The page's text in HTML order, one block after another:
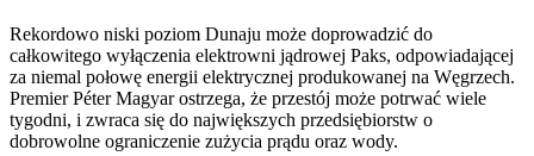
Rekordowo niski poziom Dunaju może doprowadzić do
całkowitego wyłączenia elektrowni jądrowej Paks, odpowiadającej
za niemal połowę energii elektrycznej produkowanej na Węgrzech.
Premier Péter Magyar ostrzega, że przestój może potrwać wiele
tygodni, i zwraca się do największych przedsiębiorstw o
dobrowolne ograniczenie zużycia prądu oraz wody.